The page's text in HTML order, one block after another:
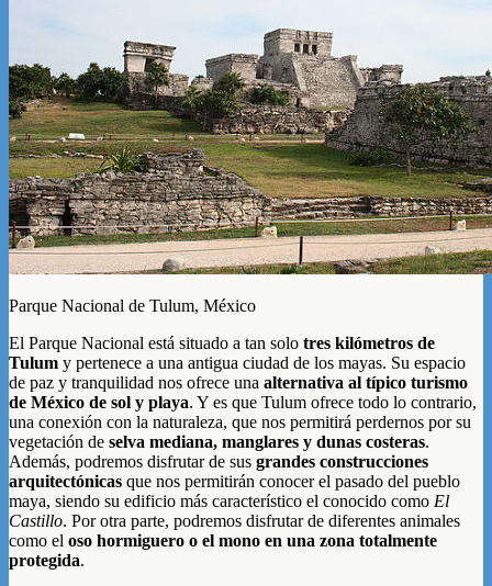
Parque Nacional de Tulum, México
El Parque Nacional está situado a tan solo tres kilómetros de
Tulum y pertenece a una antigua ciudad de los mayas. Su espacio
de paz y tranquilidad nos ofrece una alternativa al típico turismo
de México de sol y playa. Y es que Tulum ofrece todo lo contrario,
una conexión con la naturaleza, que nos permitirá perdernos por su
vegetación de selva mediana, manglares y dunas costeras.
Además, podremos disfrutar de sus grandes construcciones
arquitectónicas que nos permitirán conocer el pasado del pueblo
maya, siendo su edificio más característico el conocido como El
Castillo. Por otra parte, podremos disfrutar de diferentes animales
como el oso hormiguero o el mono en una zona totalmente
protegida.